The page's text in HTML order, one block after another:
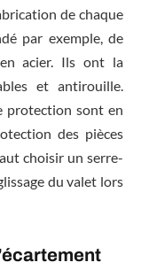
de chaque
par exemple, de
acier. Ils ont la
et antirouille.
protection sont en
des pièces
choisir un serre-
du valet lors